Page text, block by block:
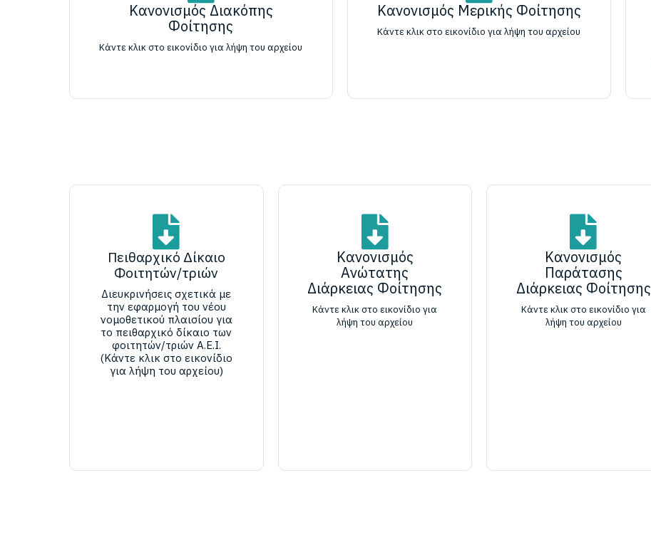
Κανονισμός Διακόπης
Φοίτησης
Κάντε κλικ στο εικονίδιο για λήψη του αρχείου
Κανονισμός Μερικής Φοίτησης
Κάντε κλικ στο εικονίδιο για λήψη του αρχείου
Πειθαρχικό Δίκαιο
Φοιτητών/τριών
Διευκρινήσεις σχετικά με
την εφαρμογή του νέου
νομοθετικού πλαισίου για
το πειθαρχικό δίκαιο των
φοιτητών/τριών Α.Ε.Ι.
(Κάντε κλικ στο εικονίδιο
για λήψη του αρχείου)
Κανονισμός
Ανώτατης
Διάρκειας Φοίτησης
Κάντε κλικ στο εικονίδιο για
λήψη του αρχείου
Κανονισμός
Παράτασης
Διάρκειας Φοίτησης
Κάντε κλικ στο εικονίδιο για
λήψη του αρχείου